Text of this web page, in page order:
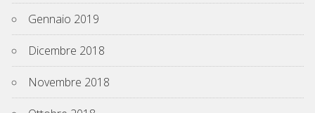
Gennaio 2019
Dicembre 2018
Novembre 2018